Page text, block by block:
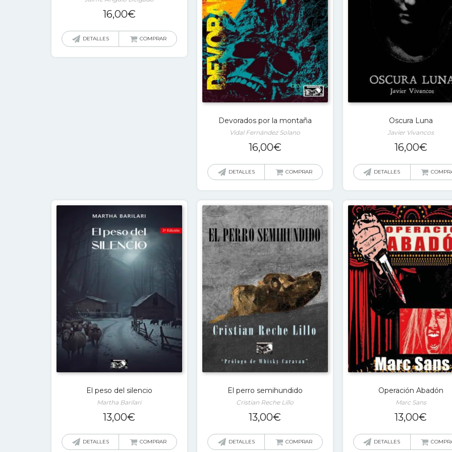
16,00€
DETALLES COMPRAR
Devorados por la montaña
Vidal Fernández Solano
16,00€
DETALLES COMPRAR
Oscura Luna
Javier Vivancos
16,00€
DETALLES
El peso del silencio
Martha Barilari
13,00€
DETALLES COMPRAR
El perro semihundido
Cristian Reche Lillo
13,00€
DETALLES COMPRAR
Operación Abadón
Marc Sans
13,00€
DETALLES